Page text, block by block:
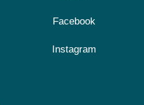
Facebook
Instagram